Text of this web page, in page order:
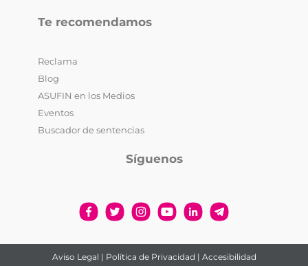
Te recomendamos
Reclama
Blog
ASUFIN en los Medios
Eventos
Buscador de sentencias
Síguenos
Aviso Legal | Política de Privacidad | Accesibilidad